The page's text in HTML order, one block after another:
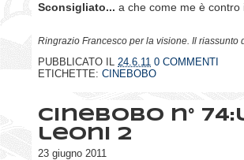
Sconsigliato... a che come me è
Ringrazio Francesco per la visione. Il riassunto
PUBBLICATO IL 24.6.11 0 COMMENTI
ETICHETTE: CINEBOBO
CineBobo n°
leoni 2
23 giugno 2011